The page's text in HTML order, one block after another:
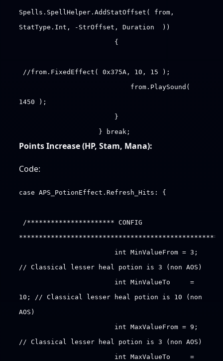
Spells.SpellHelper.AddStatOffset( from,
StatType.Int, -StrOffset, Duration ))
{
//from.FixedEffect( 0x375A, 10, 15 );
from.PlaySound(
1450 );
}
} break;
Points Increase (HP, Stam, Mana):
Code:
case APS_PotionEffect.Refresh_Hits: {
/********************** CONFIG
int MinValueFrom = 3;
// Classical lesser heal potion is 3 (non AOS)
int MinValueTo =
10; // Classical lesser heal potion is 10 (non
AOS)
int MaxValueFrom = 9;
// Classical lesser heal potion is 3 (non AOS)
int MaxValueTo =